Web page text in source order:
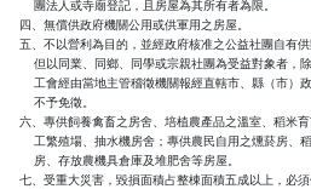
    團法人或寺廟登記，且房屋為其所有者為限。
四、無償供政府機關公用或供軍用之房屋。
五、不以營利為目的，並經政府核准之公益社團自有供
但以同業、同鄉、同學或宗親社團為受益對象者，
工會經由當地主管稽徵機關報經直轄市、縣（市）
    不予免徵。
六、專供飼養禽畜之房舍、培植農產品之溫室、稻米
工繁殖場、抽水機房舍；專供農民自用之燻菸房、
    房、存放農機具倉庫及堆肥舍等房屋。
七、受重大災害，毀損面積占整棟面積五成以上，必